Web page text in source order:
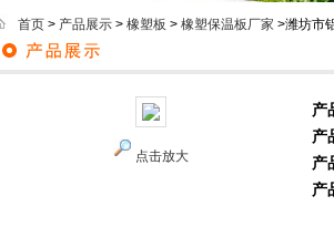
首页 > 产品展示 > 橡塑板 > 橡塑保温板厂家 >潍坊市
点击放大
产
产
产
产